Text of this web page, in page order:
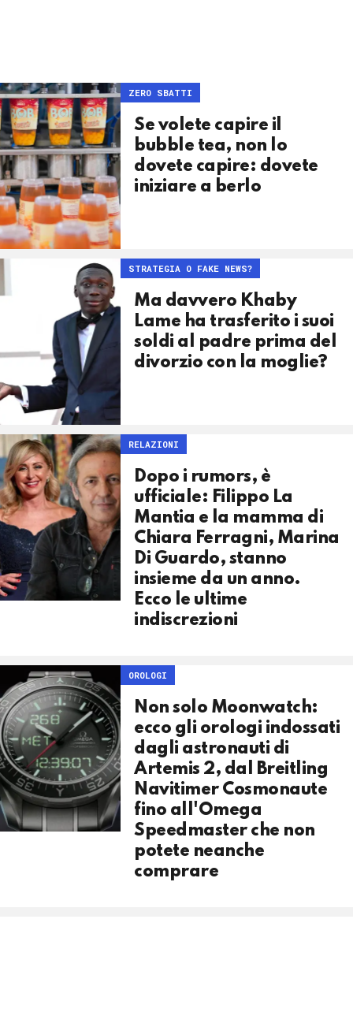
ZERO SBATTI
Se volete capire il
bubble tea, non lo
dovete capire: dovete
iniziare a berlo
STRATEGIA O FAKE NEWS?
Ma davvero Khaby
Lame ha trasferito i suoi
soldi al padre prima del
divorzio con la moglie?
RELAZIONI
Dopo i rumors, è
ufficiale: Filippo La
Mantia e la mamma di
Chiara Ferragni, Marina
Di Guardo, stanno
insieme da un anno.
Ecco le ultime
indiscrezioni
OROLOGI
Non solo Moonwatch:
ecco gli orologi indossati
dagli astronauti di
Artemis 2, dal Breitling
Navitimer Cosmonaute
fino all'Omega
Speedmaster che non
potete neanche
comprare